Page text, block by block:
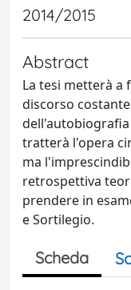
2014/2015
Abstract
La tesi metterà a
discorso
dell'autobiografia
tratterà l'opera
ma
retrospettiva
prendere in
e Sortilegio.
Scheda